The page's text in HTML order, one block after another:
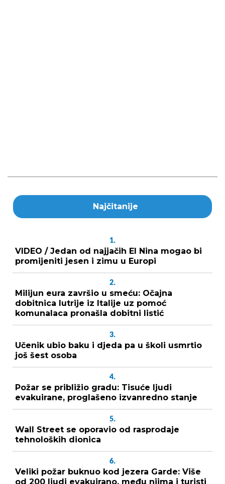
Najčitanije
1.
VIDEO / Jedan od najjačih El Nina mogao bi
promijeniti jesen i zimu u Europi
2.
Milijun eura završio u smeću: Očajna
dobitnica lutrije iz Italije uz pomoć
komunalaca pronašla dobitni listić
3.
Učenik ubio baku i djeda pa u školi usmrtio
još šest osoba
4.
Požar se približio gradu: Tisuće ljudi
evakuirane, proglašeno izvanredno stanje
5.
Wall Street se oporavio od rasprodaje
tehnoloških dionica
6.
Veliki požar buknuo kod jezera Garde: Više
od 200 ljudi evakuirano, među njima i turisti